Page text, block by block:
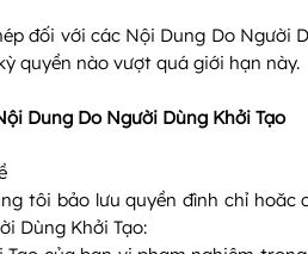
đối với các Nội Dung Do Người
quyền nào vượt quá giới hạn này.
Dung Do Người Dùng Khởi Tạo
tôi bảo lưu quyền đình chỉ
Dùng Khởi Tạo: